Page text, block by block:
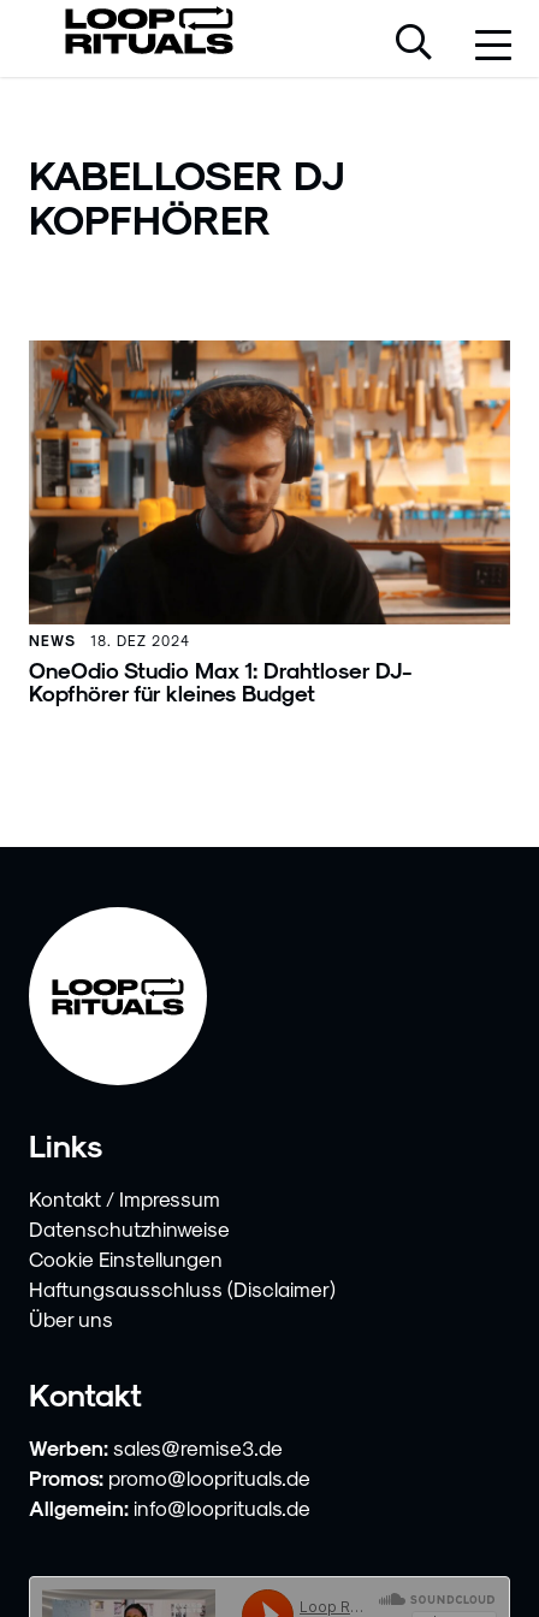
KABELLOSER DJ
KOPFHÖRER
NEWS 18. DEZ 2024
OneOdio Studio Max 1: Drahtloser DJ-
Kopfhörer für kleines Budget
Links
Kontakt / Impressum
Datenschutzhinweise
Cookie Einstellungen
Haftungsausschluss (Disclaimer)
Über uns
Kontakt
Werben: sales@remise3.de
Promos: promo@looprituals.de
Allgemein: info@looprituals.de